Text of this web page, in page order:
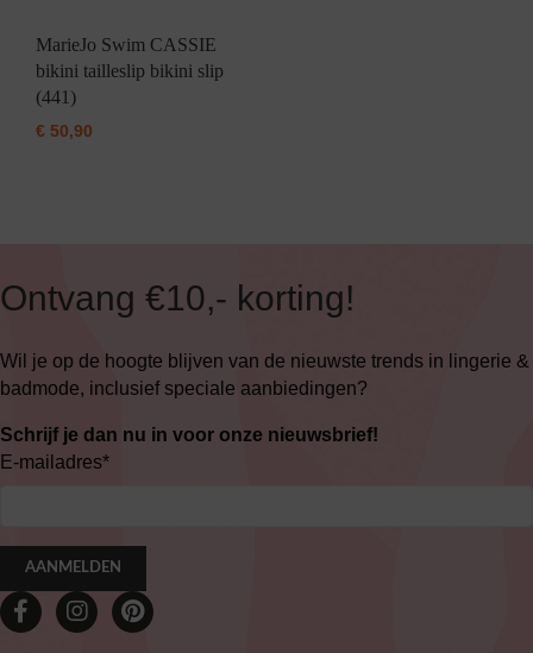
MarieJo Swim CASSIE
bikini tailleslip bikini slip
(441)
€ 50,90
Ontvang €10,- korting!
Wil je op de hoogte blijven van de nieuwste trends in lingerie &
badmode, inclusief speciale aanbiedingen?
Schrijf je dan nu in voor onze nieuwsbrief!
E-mailadres*
AANMELDEN